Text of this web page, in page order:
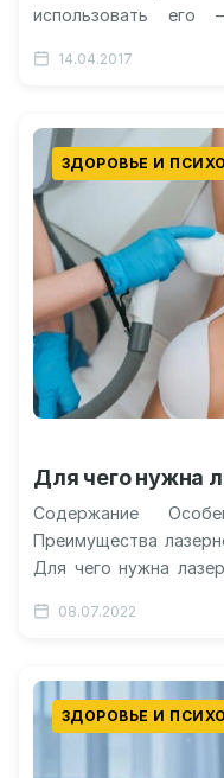
использовать его
пчел: как приготовить…
14.04.2017
ЗДОРОВЬЕ И
Для чего нужна
Содержание
Преимущества
Для чего нужна
навсегда о…
08.07.2022
ЗДОРОВЬЕ И